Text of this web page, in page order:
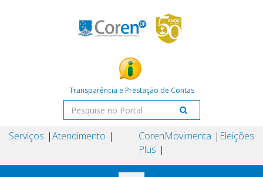
Transparência e Prestação de Contas
Serviços Atendimento
Coren
Plus
Movimenta Eleições